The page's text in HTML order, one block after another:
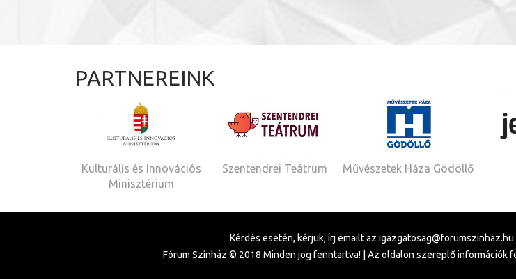
PARTNEREINK
Kulturális és Innovációs
Minisztérium
Szentendrei Teátrum Művészetek Háza Gödöllő
Kérdés esetén, kérjük, írj emailt az igazgatosag@forumszinhaz.hu
Fórum Színház © 2018 Minden jog fenntartva! | Az oldalon szereplő